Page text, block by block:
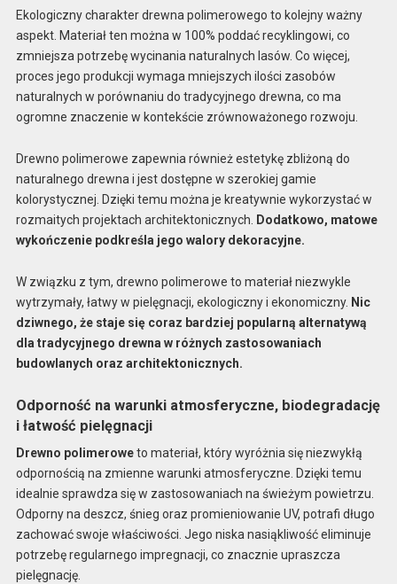
Ekologiczny charakter drewna polimerowego to kolejny ważny
aspekt. Materiał ten można w 100% poddać recyklingowi, co
zmniejsza potrzebę wycinania naturalnych lasów. Co więcej,
proces jego produkcji wymaga mniejszych ilości zasobów
naturalnych w porównaniu do tradycyjnego drewna, co ma
ogromne znaczenie w kontekście zrównoważonego rozwoju.
Drewno polimerowe zapewnia również estetykę zbliżoną do
naturalnego drewna i jest dostępne w szerokiej gamie
kolorystycznej. Dzięki temu można je kreatywnie wykorzystać w
rozmaitych projektach architektonicznych. Dodatkowo, matowe
wykończenie podkreśla jego walory dekoracyjne.
W związku z tym, drewno polimerowe to materiał niezwykle
wytrzymały, łatwy w pielęgnacji, ekologiczny i ekonomiczny. Nic
dziwnego, że staje się coraz bardziej popularną alternatywą
dla tradycyjnego drewna w różnych zastosowaniach
budowlanych oraz architektonicznych.
Odporność na warunki atmosferyczne, biodegradację
i łatwość pielęgnacji
Drewno polimeroweto materiał, który wyróżnia się niezwykłą
odpornością na zmienne warunki atmosferyczne. Dzięki temu
idealnie sprawdza się w zastosowaniach na świeżym powietrzu.
Odporny na deszcz, śnieg oraz promieniowanie UV, potrafi długo
zachować swoje właściwości. Jego niska nasiąkliwość eliminuje
potrzebę regularnego impregnacji, co znacznie upraszcza
pielęgnację.